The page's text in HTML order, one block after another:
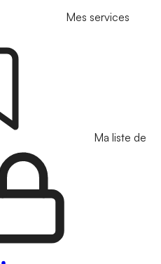
Mes services
Ma liste de